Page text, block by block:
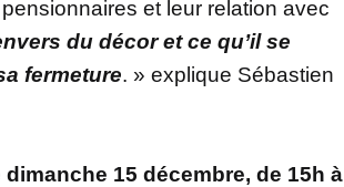
et leur relation avec
du décor et ce qu’il se
fermeture. » explique Sébastien
15 décembre, de 15h à